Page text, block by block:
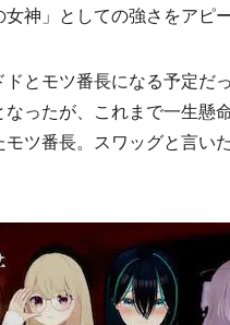
神」としての強さをアピー
とモツ番長になる予定だ
ったが、これまで一生懸
ツ番長。スワッグと言い